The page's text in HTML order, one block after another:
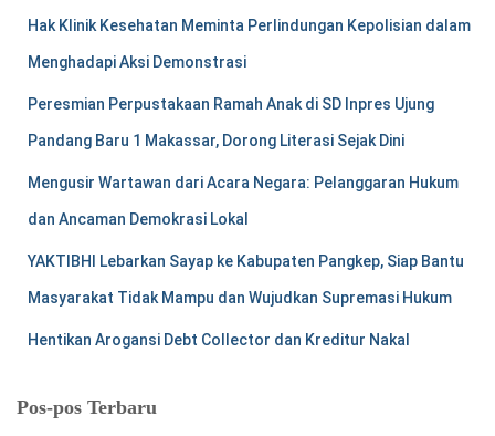
Hak Klinik Kesehatan Meminta Perlindungan Kepolisian dalam
Menghadapi Aksi Demonstrasi
Peresmian Perpustakaan Ramah Anak di SD Inpres Ujung
Pandang Baru 1 Makassar, Dorong Literasi Sejak Dini
Mengusir Wartawan dari Acara Negara: Pelanggaran Hukum
dan Ancaman Demokrasi Lokal
YAKTIBHI Lebarkan Sayap ke Kabupaten Pangkep, Siap Bantu
Masyarakat Tidak Mampu dan Wujudkan Supremasi Hukum
Hentikan Arogansi Debt Collector dan Kreditur Nakal
Pos-pos Terbaru